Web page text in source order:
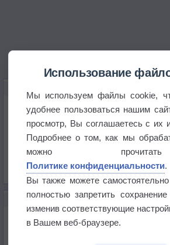
Температура
Давление
Осадки
Облачность
Список всех карт
НОВОЕ О ПОГОДЕ
Максимум лета не сдаётся
Использование
Мы используем файлы cookie,
удобнее пользоваться нашим
просмотр, Вы соглашаетесь с их
Подробнее о том, как мы
можно
Политике конфиденциальности.
Вы также можете самостоятельно
полностью запретить
изменив соответствующие
в Вашем веб-браузере.